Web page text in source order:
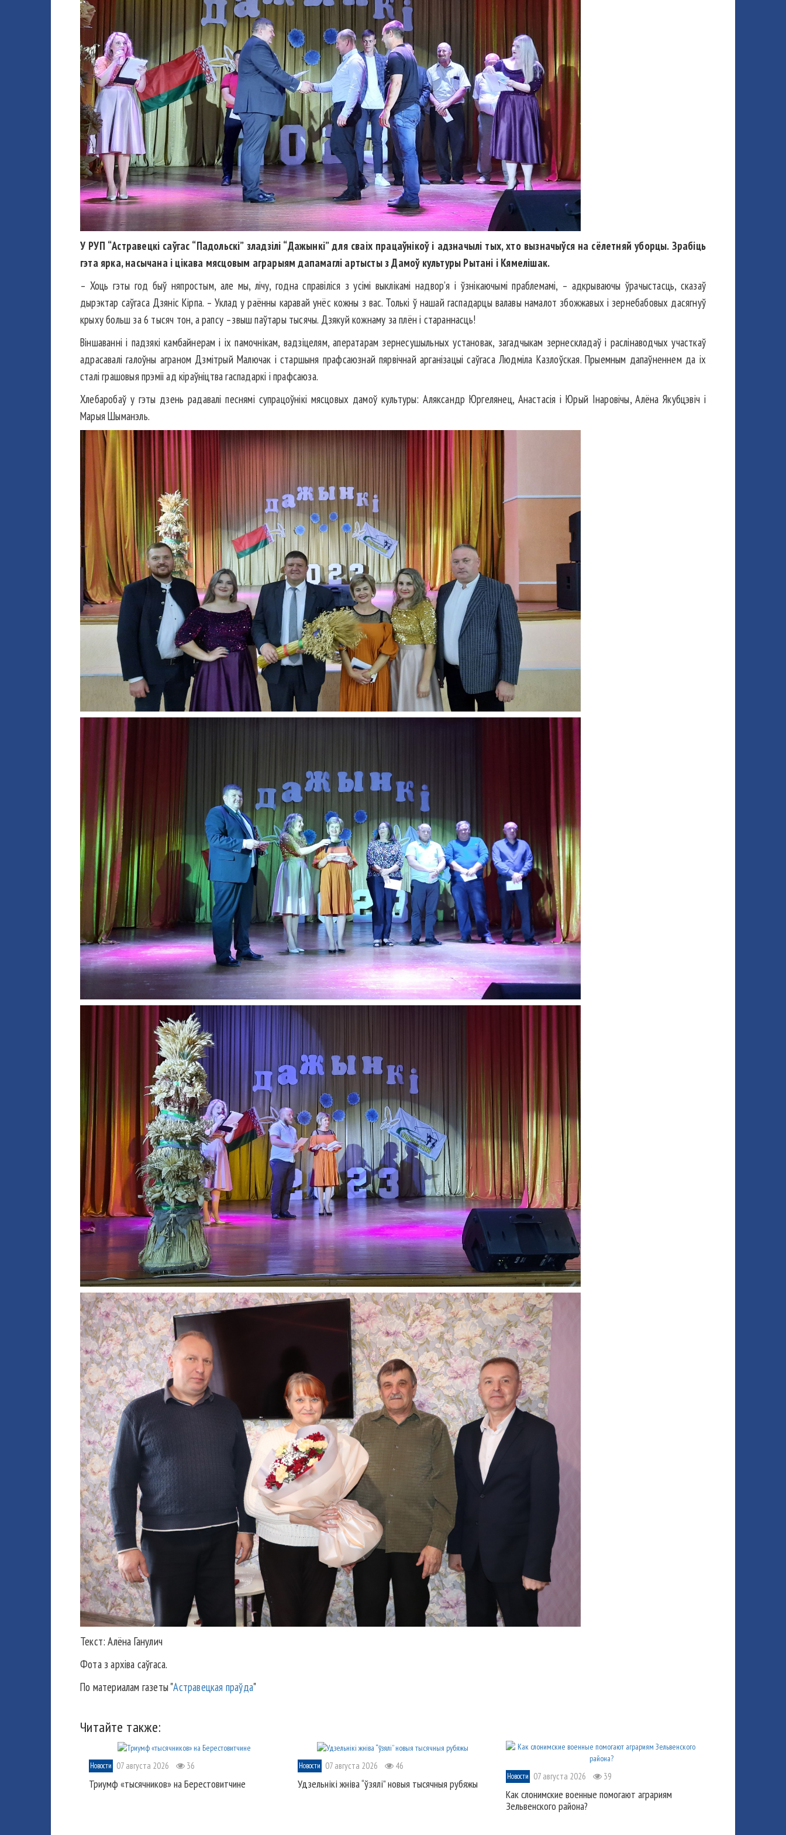
У РУП “Астравецкі саўгас “Падольскі” зладзілі “Дажынкі” для сваіх працаўнікоў і адзначылі тых, хто вызначыўся на сёлетняй уборцы. Зрабіць
гэта ярка, насычана і цікава мясцовым аграрыям дапамаглі артысты з Дамоў культуры Рытані і Кямелішак.
– Хоць гэты год быў няпростым, але мы, лічу, годна справіліся з усімі выклікамі надвор’я і ўзнікаючымі праблемамі, – адкрываючы ўрачыстасць, сказаў
дырэктар саўгаса Дзяніс Кірпа. – Уклад у раённы каравай унёс кожны з вас. Толькі ў нашай гаспадарцы валавы намалот збожжавых і зернебабовых дасягнуў
крыху больш за 6 тысяч тон, а рапсу –звыш паўтары тысячы. Дзякуй кожнаму за плён і стараннасць!
Віншаванні і падзякі камбайнерам і іх памочнікам, вадзіцелям, аператарам зернесушыльных установак, загадчыкам зернескладаў і раслінаводчых участкаў
адрасавалі галоўны аграном Дзмітрый Малючак і старшыня прафсаюзнай пярвічнай арганізацыі саўгаса Людміла Казлоўская. Прыемным дапаўненнем да іх
сталі грашовыя прэміі ад кіраўніцтва гаспадаркі і прафсаюза.
Хлебаробаў у гэты дзень радавалі песнямі супрацоўнікі мясцовых дамоў культуры: Аляксандр Юргелянец, Анастасія і Юрый Інаровічы, Алёна Якубцэвіч і
Марыя Шыманэль.
Текст: Алёна Ганулич
Фота з архіва саўгаса.
По материалам газеты "Астравецкая праўда"
Читайте также:
Новости 07 августа 2026 36
Триумф «тысячников» на Берестовитчине
Новости 07 августа 2026 46
Удзельнікі жніва “ўзялі” новыя тысячныя рубяжы
Новости 07 августа 2026 39
Как слонимские военные помогают аграриям
Зельвенского района?